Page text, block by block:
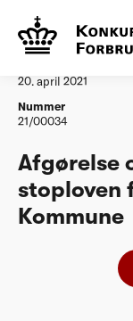
Vandtilsyn
20. april 2021
Nummer
21/00034
Afgørelse
stoploven
Kommune